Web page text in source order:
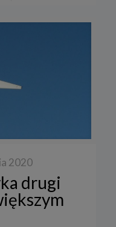
2020
drugi